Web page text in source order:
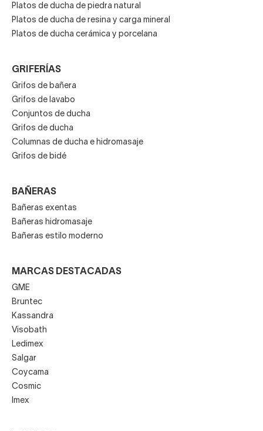
Platos de ducha de piedra natural
Platos de ducha de resina y carga mineral
Platos de ducha cerámica y porcelana
GRIFERÍAS
Grifos de bañera
Grifos de lavabo
Conjuntos de ducha
Grifos de ducha
Columnas de ducha e hidromasaje
Grifos de bidé
BAÑERAS
Bañeras exentas
Bañeras hidromasaje
Bañeras estilo moderno
MARCAS DESTACADAS
GME
Bruntec
Kassandra
Visobath
Ledimex
Salgar
Coycama
Cosmic
Imex